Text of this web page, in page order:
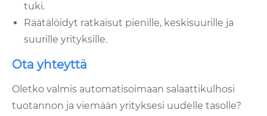
tuki.
Räätälöidyt ratkaisut pienille, keskisuurille ja
suurille yrityksille.
Ota yhteyttä
Oletko valmis automatisoimaan salaattikulhosi
tuotannon ja viemään yrityksesi uudelle tasolle?